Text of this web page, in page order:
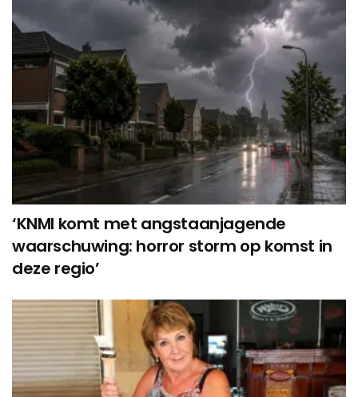
‘KNMI komt met angstaanjagende
waarschuwing: horror storm op komst in
deze regio’